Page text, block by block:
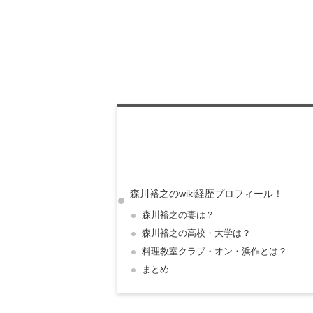
森川裕之のwiki経歴プロフィール！
森川裕之の妻は？
森川裕之の高校・大学は？
料理教室クラブ・オン・浜作とは？
まとめ